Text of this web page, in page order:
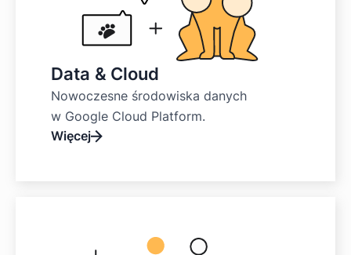
Data & Cloud
Nowoczesne środowiska danych
w Google Cloud Platform.
Więcej